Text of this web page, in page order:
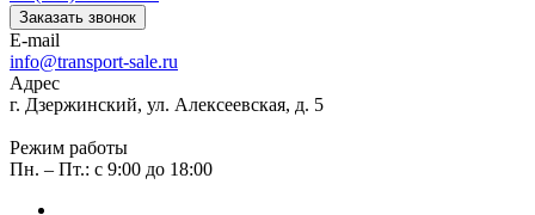
Заказать звонок
E-mail
info@transport-sale.ru
Адрес
г. Дзержинский, ул. Алексеевская, д. 5
Режим работы
Пн. – Пт.: с 9:00 до 18:00